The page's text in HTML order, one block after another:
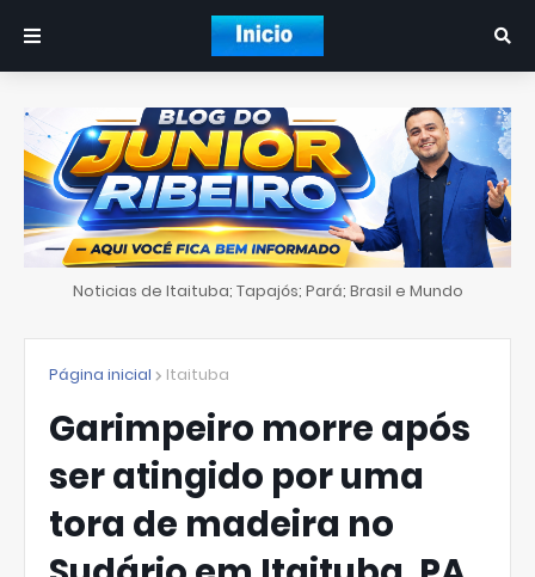
Noticias de Itaituba; Tapajós; Pará; Brasil e Mundo
Página inicial Itaituba
Garimpeiro morre após
ser atingido por uma
tora de madeira no